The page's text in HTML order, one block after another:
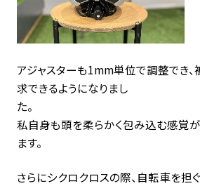
アジャスターも1mm単位で調整でき、
求できるようになりまし
私自身も頭を柔らかく包み込む感覚
ます。
さらにシクロクロスの際、自転車を担